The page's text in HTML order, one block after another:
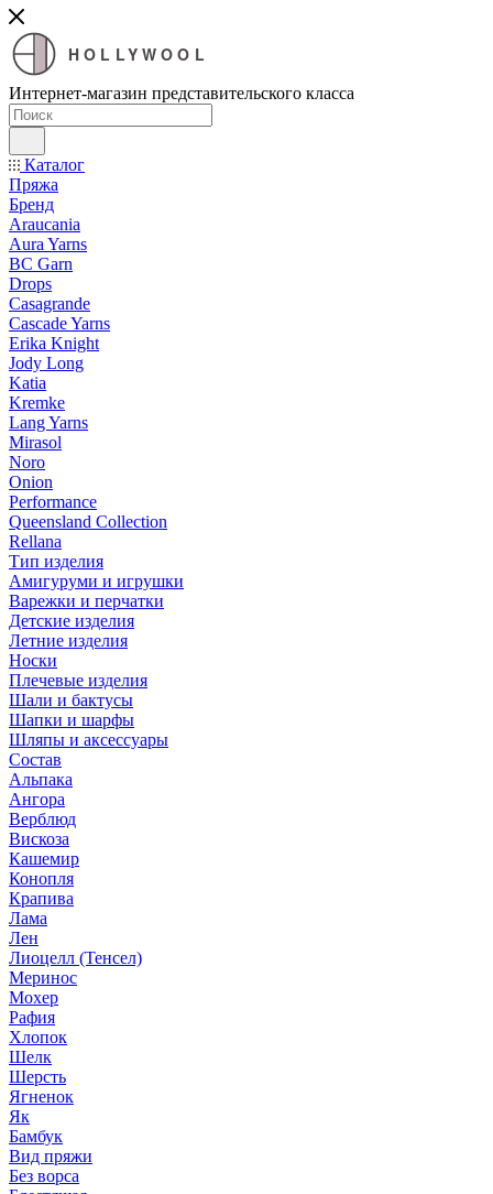
HOLLYWOOL
Интернет-магазин представительского класса
Каталог
Пряжа
Бренд
Araucania
Aura Yarns
BC Garn
Drops
Casagrande
Cascade Yarns
Erika Knight
Jody Long
Katia
Kremke
Lang Yarns
Mirasol
Noro
Onion
Performance
Queensland Collection
Rellana
Тип изделия
Амигуруми и игрушки
Варежки и перчатки
Детские изделия
Летние изделия
Носки
Плечевые изделия
Шали и бактусы
Шапки и шарфы
Шляпы и аксессуары
Состав
Альпака
Ангора
Верблюд
Вискоза
Кашемир
Конопля
Крапива
Лама
Лен
Лиоцелл (Тенсел)
Меринос
Мохер
Рафия
Хлопок
Шелк
Шерсть
Ягненок
Як
Бамбук
Вид пряжи
Без ворса